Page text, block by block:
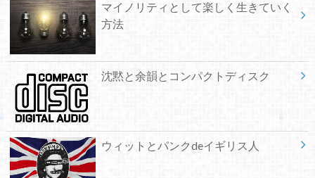
マイノリティとして楽しく生きていく
方法
沈黙と余韻とコンパクトディスク
ウィットとパンクdeイギリス人